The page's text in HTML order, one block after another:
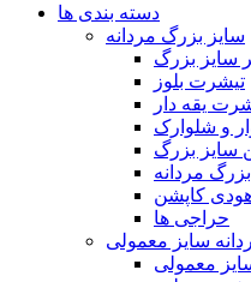
دسته بندی ها
سایز بزرگ مردانه
سایز بزرگ
تیشرت بلوز
یقه دار
و شلوارک
سایز بزرگ
مردانه
کاپشن
حراجی ها
سایز معمولی
معمولی